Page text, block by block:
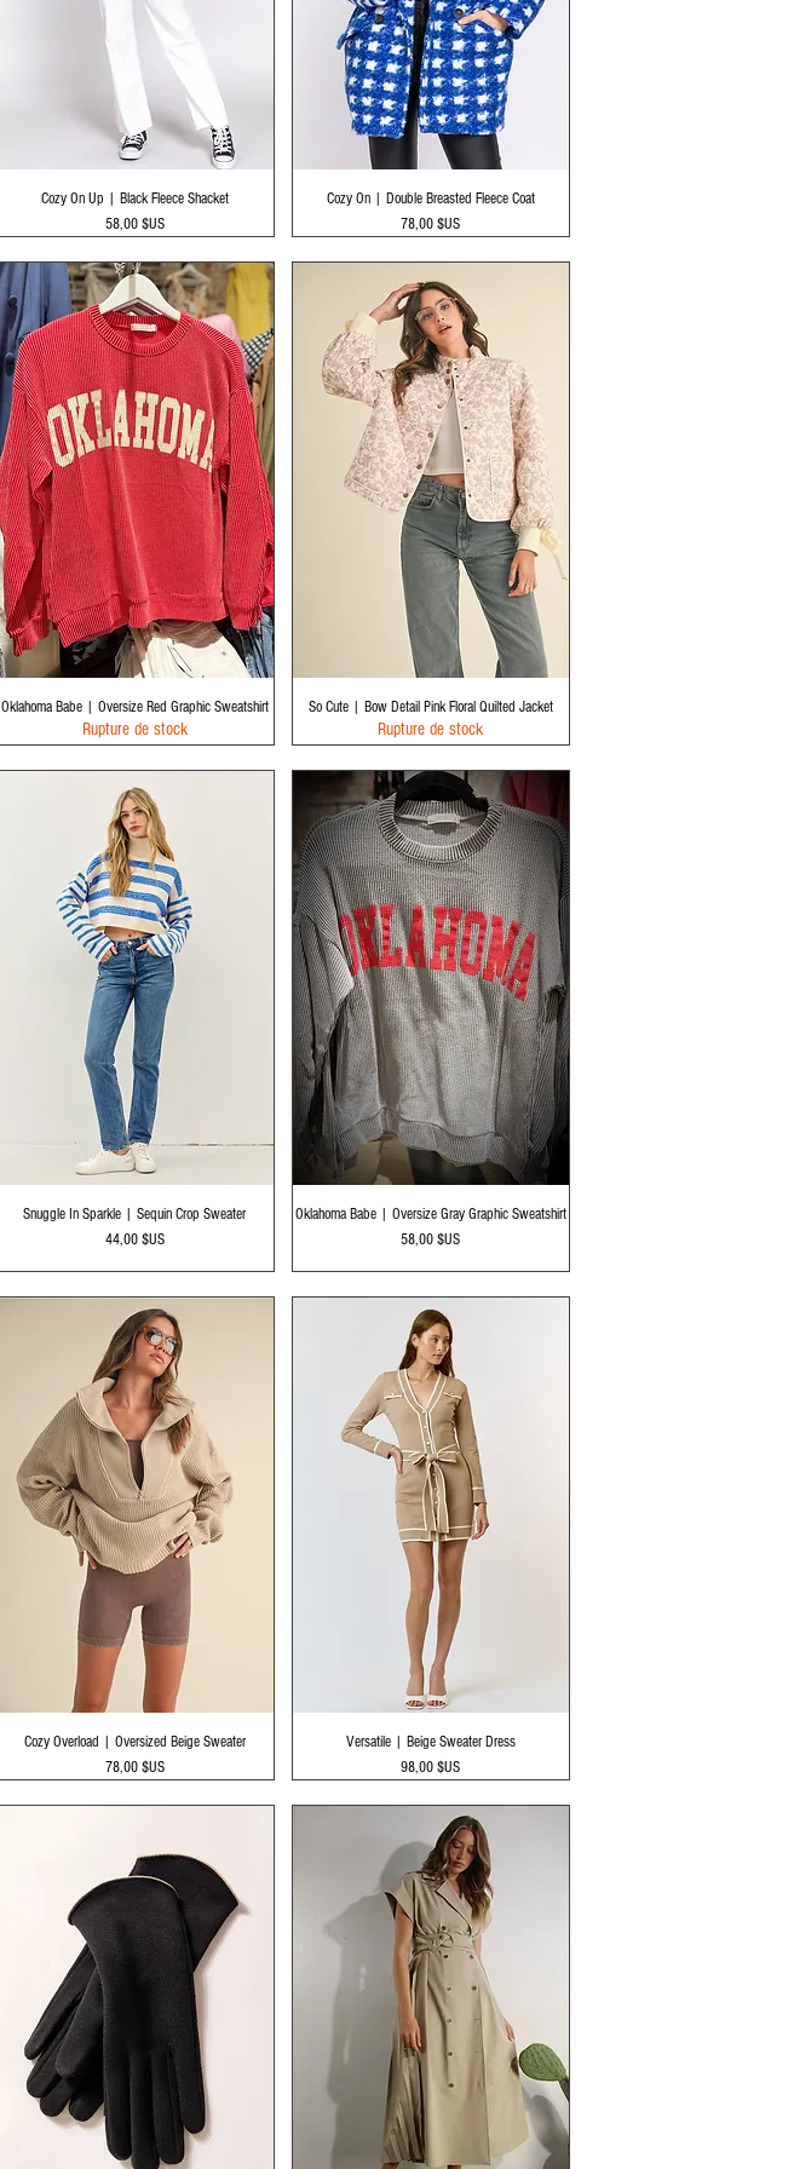
Aperçu rapide
Cozy On Up | Black Fleece Shacket
Prix
58,00 $US
Aperçu rapide
Cozy On | Double Breasted Fleece Coat
Prix
78,00 $US
Aperçu rapide
Oklahoma Babe | Oversize Red Graphic Sweatshirt
Rupture de stock
Aperçu rapide
So Cute | Bow Detail Pink Floral Quilted Jacket
Rupture de stock
Aperçu rapide
Snuggle In Sparkle | Sequin Crop Sweater
Prix
44,00 $US
Aperçu rapide
Oklahoma Babe | Oversize Gray Graphic Sweatshirt
Prix
58,00 $US
Aperçu rapide
Cozy Overload | Oversized Beige Sweater
Prix
78,00 $US
Aperçu rapide
Versatile | Beige Sweater Dress
Prix
98,00 $US